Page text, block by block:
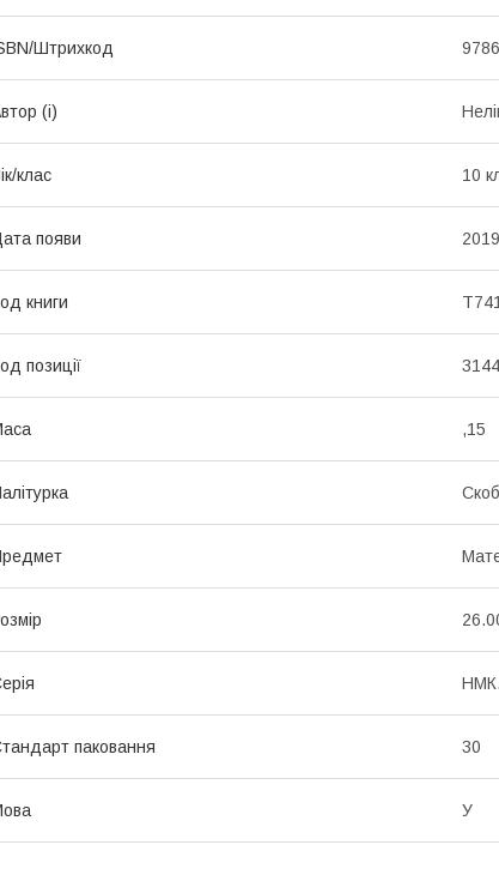
Штрихкод
(і)
клас 10
появи
книги
позиції
,15
НМК.
паковання 30
У